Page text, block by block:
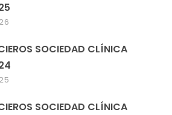
SOCIEDAD CLÍNICA
SOCIEDAD CLÍNICA